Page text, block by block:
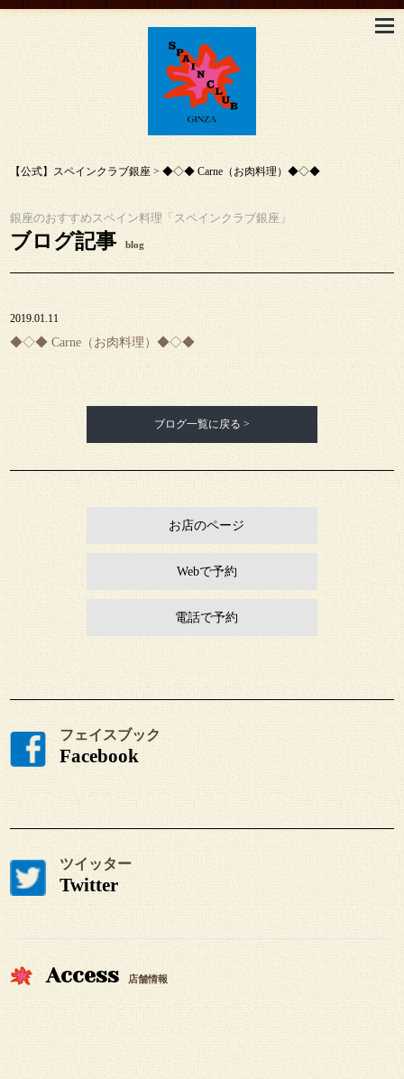
【公式】スペインクラブ銀座 >◆◇◆ Carne（お肉料理）◆◇◆
銀座のおすすめスペイン料理「スペインクラブ銀座」
ブログ記事 blog
2019.01.11
◆◇◆ Carne（お肉料理）◆◇◆
ブログ一覧に戻る >
お店のページ
Webで予約
電話で予約
フェイスブック
Facebook
ツイッター
Twitter
Access 店舗情報